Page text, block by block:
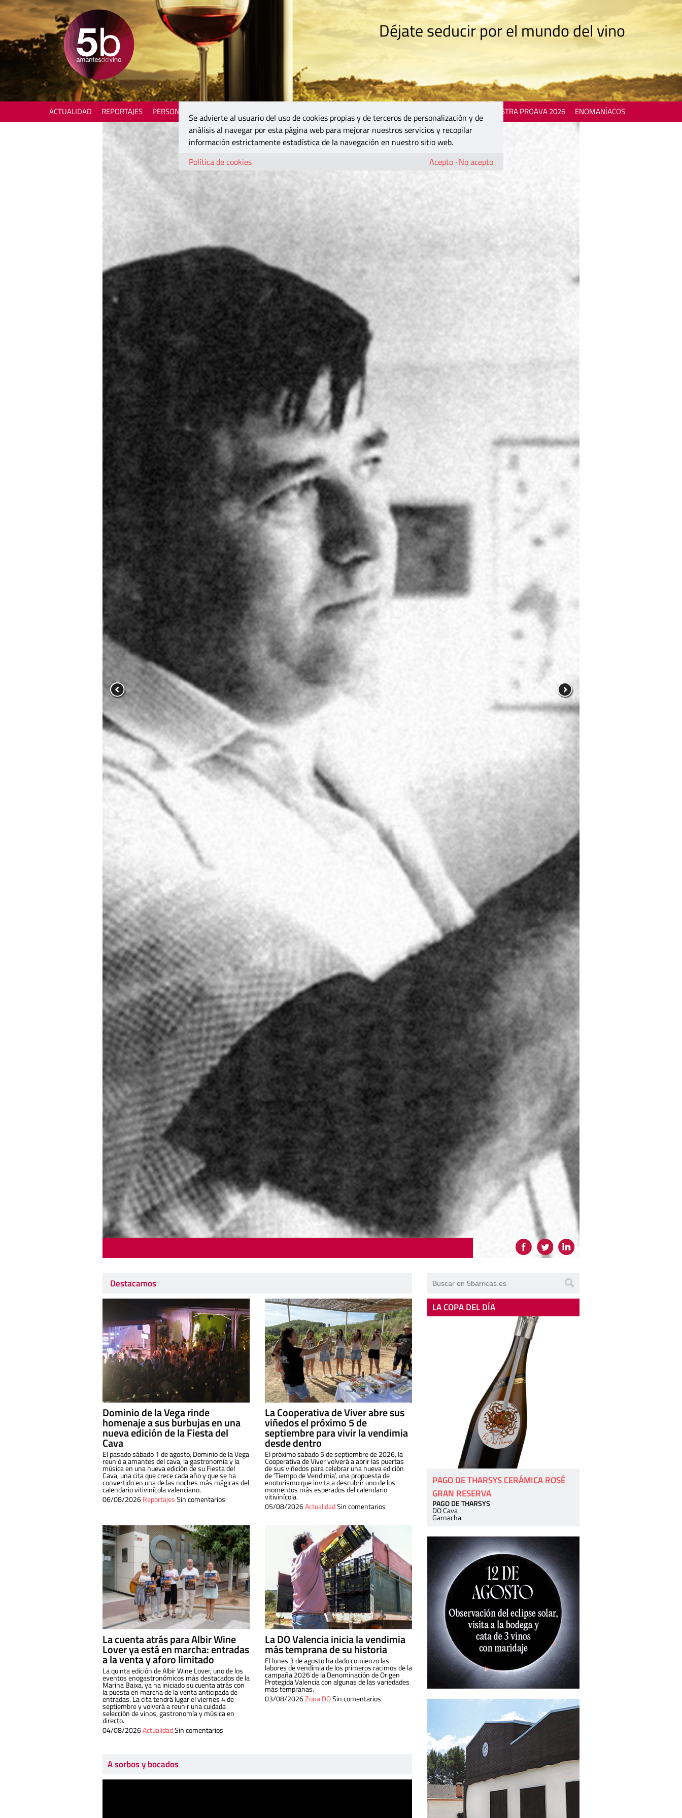
Déjate seducir por el mundo del vino
ACTUALIDAD REPORTAJES PERSONAJES MOSTRA PROAVA 2026 ENOMANÍACOS
Destacamos
Dominio de la Vega rinde
homenaje a sus burbujas en una
nueva edición de la Fiesta del
Cava
El pasado sábado 1 de agosto, Dominio de la Vega
reunió a amantes del cava, la gastronomía y la
música en una nueva edición de su Fiesta del
Cava, una cita que crece cada año y que se ha
convertido en una de las noches más mágicas del
calendario vitivinícola valenciano.
06/08/2026ReportajesSin comentarios
La Cooperativa de Viver abre sus
viñedos el próximo 5 de
septiembre para vivir la vendimia
desde dentro
El próximo sábado 5 de septiembre de 2026, la
Cooperativa de Viver volverá a abrir las puertas
de sus viñedos para celebrar una nueva edición
de ‘Tiempo de Vendimia’, una propuesta de
enoturismo que invita a descubrir uno de los
momentos más esperados del calendario
vitivinícola.
05/08/2026ActualidadSin comentarios
La cuenta atrás para Albir Wine
Lover ya está en marcha: entradas
a la venta y aforo limitado
La quinta edición de Albir Wine Lover, uno de los
eventos enogastronómicos más destacados de la
Marina Baixa, ya ha iniciado su cuenta atrás con
la puesta en marcha de la venta anticipada de
entradas. La cita tendrá lugar el viernes 4 de
septiembre y volverá a reunir una cuidada
selección de vinos, gastronomía y música en
directo.
04/08/2026ActualidadSin comentarios
La DO Valencia inicia la vendimia
más temprana de su historia
El lunes 3 de agosto ha dado comienzo las
labores de vendimia de los primeros racimos de la
campaña 2026 de la Denominación de Origen
Protegida Valencia con algunas de las variedades
más tempranas.
03/08/2026Zona DOSin comentarios
A sorbos y bocados
LA COPA DEL DÍA
PAGO DE THARSYS CERÁMICA ROSÉ
GRAN RESERVA
PAGO DE THARSYS
DO Cava
Garnacha
Se advierte al usuario del uso de cookies propias y de terceros de personalización y de
análisis al navegar por esta página web para mejorar nuestros servicios y recopilar
información estrictamente estadística de la navegación en nuestro sitio web.
Política de cookies
Acepto · No acepto